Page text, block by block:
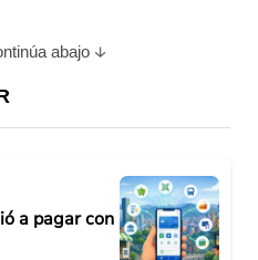
abajo
a pagar con